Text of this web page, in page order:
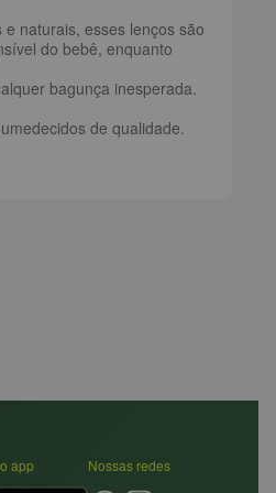
e naturais, esses lenços são
do bebê, enquanto
bagunça inesperada.
de qualidade.
app Nossas redes